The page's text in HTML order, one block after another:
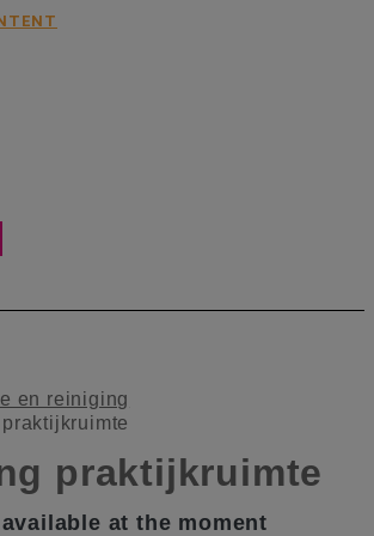
en reiniging
praktijkruimte
at the moment